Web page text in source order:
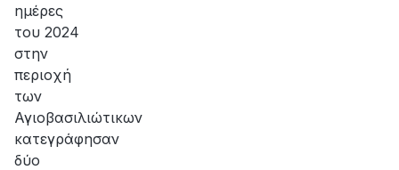
ημέρες
του 2024
στην
περιοχή
των
Αγιοβασιλιώτικων
κατεγράφησαν
δύο